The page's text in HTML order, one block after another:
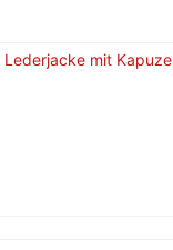
Lederjacke mit Kapuze